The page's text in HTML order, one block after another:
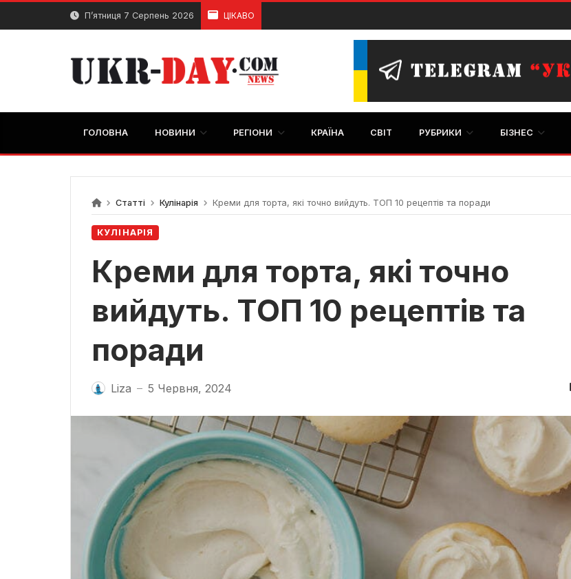
Перейти
вмісту
П’ятниця 7 Серпень 2026 ЦІКАВО
ГОЛОВНА НОВИНИ РЕГІОНИ КРАЇНА СВІТ РУБРИКИ БІЗНЕС
Статті Кулінарія Креми для торта, які точно вийдуть. ТОП 10 рецептів та поради
КУЛІНАРІЯ
Креми для торта, які точно
вийдуть. ТОП 10 рецептів та
поради
Liza — 5 Червня, 2024